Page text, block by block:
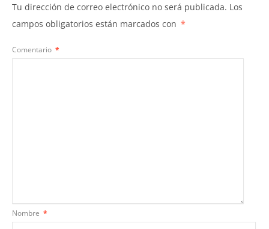
Tu dirección de correo electrónico no será publicada. Los
campos obligatorios están marcados con *
Comentario *
Nombre *